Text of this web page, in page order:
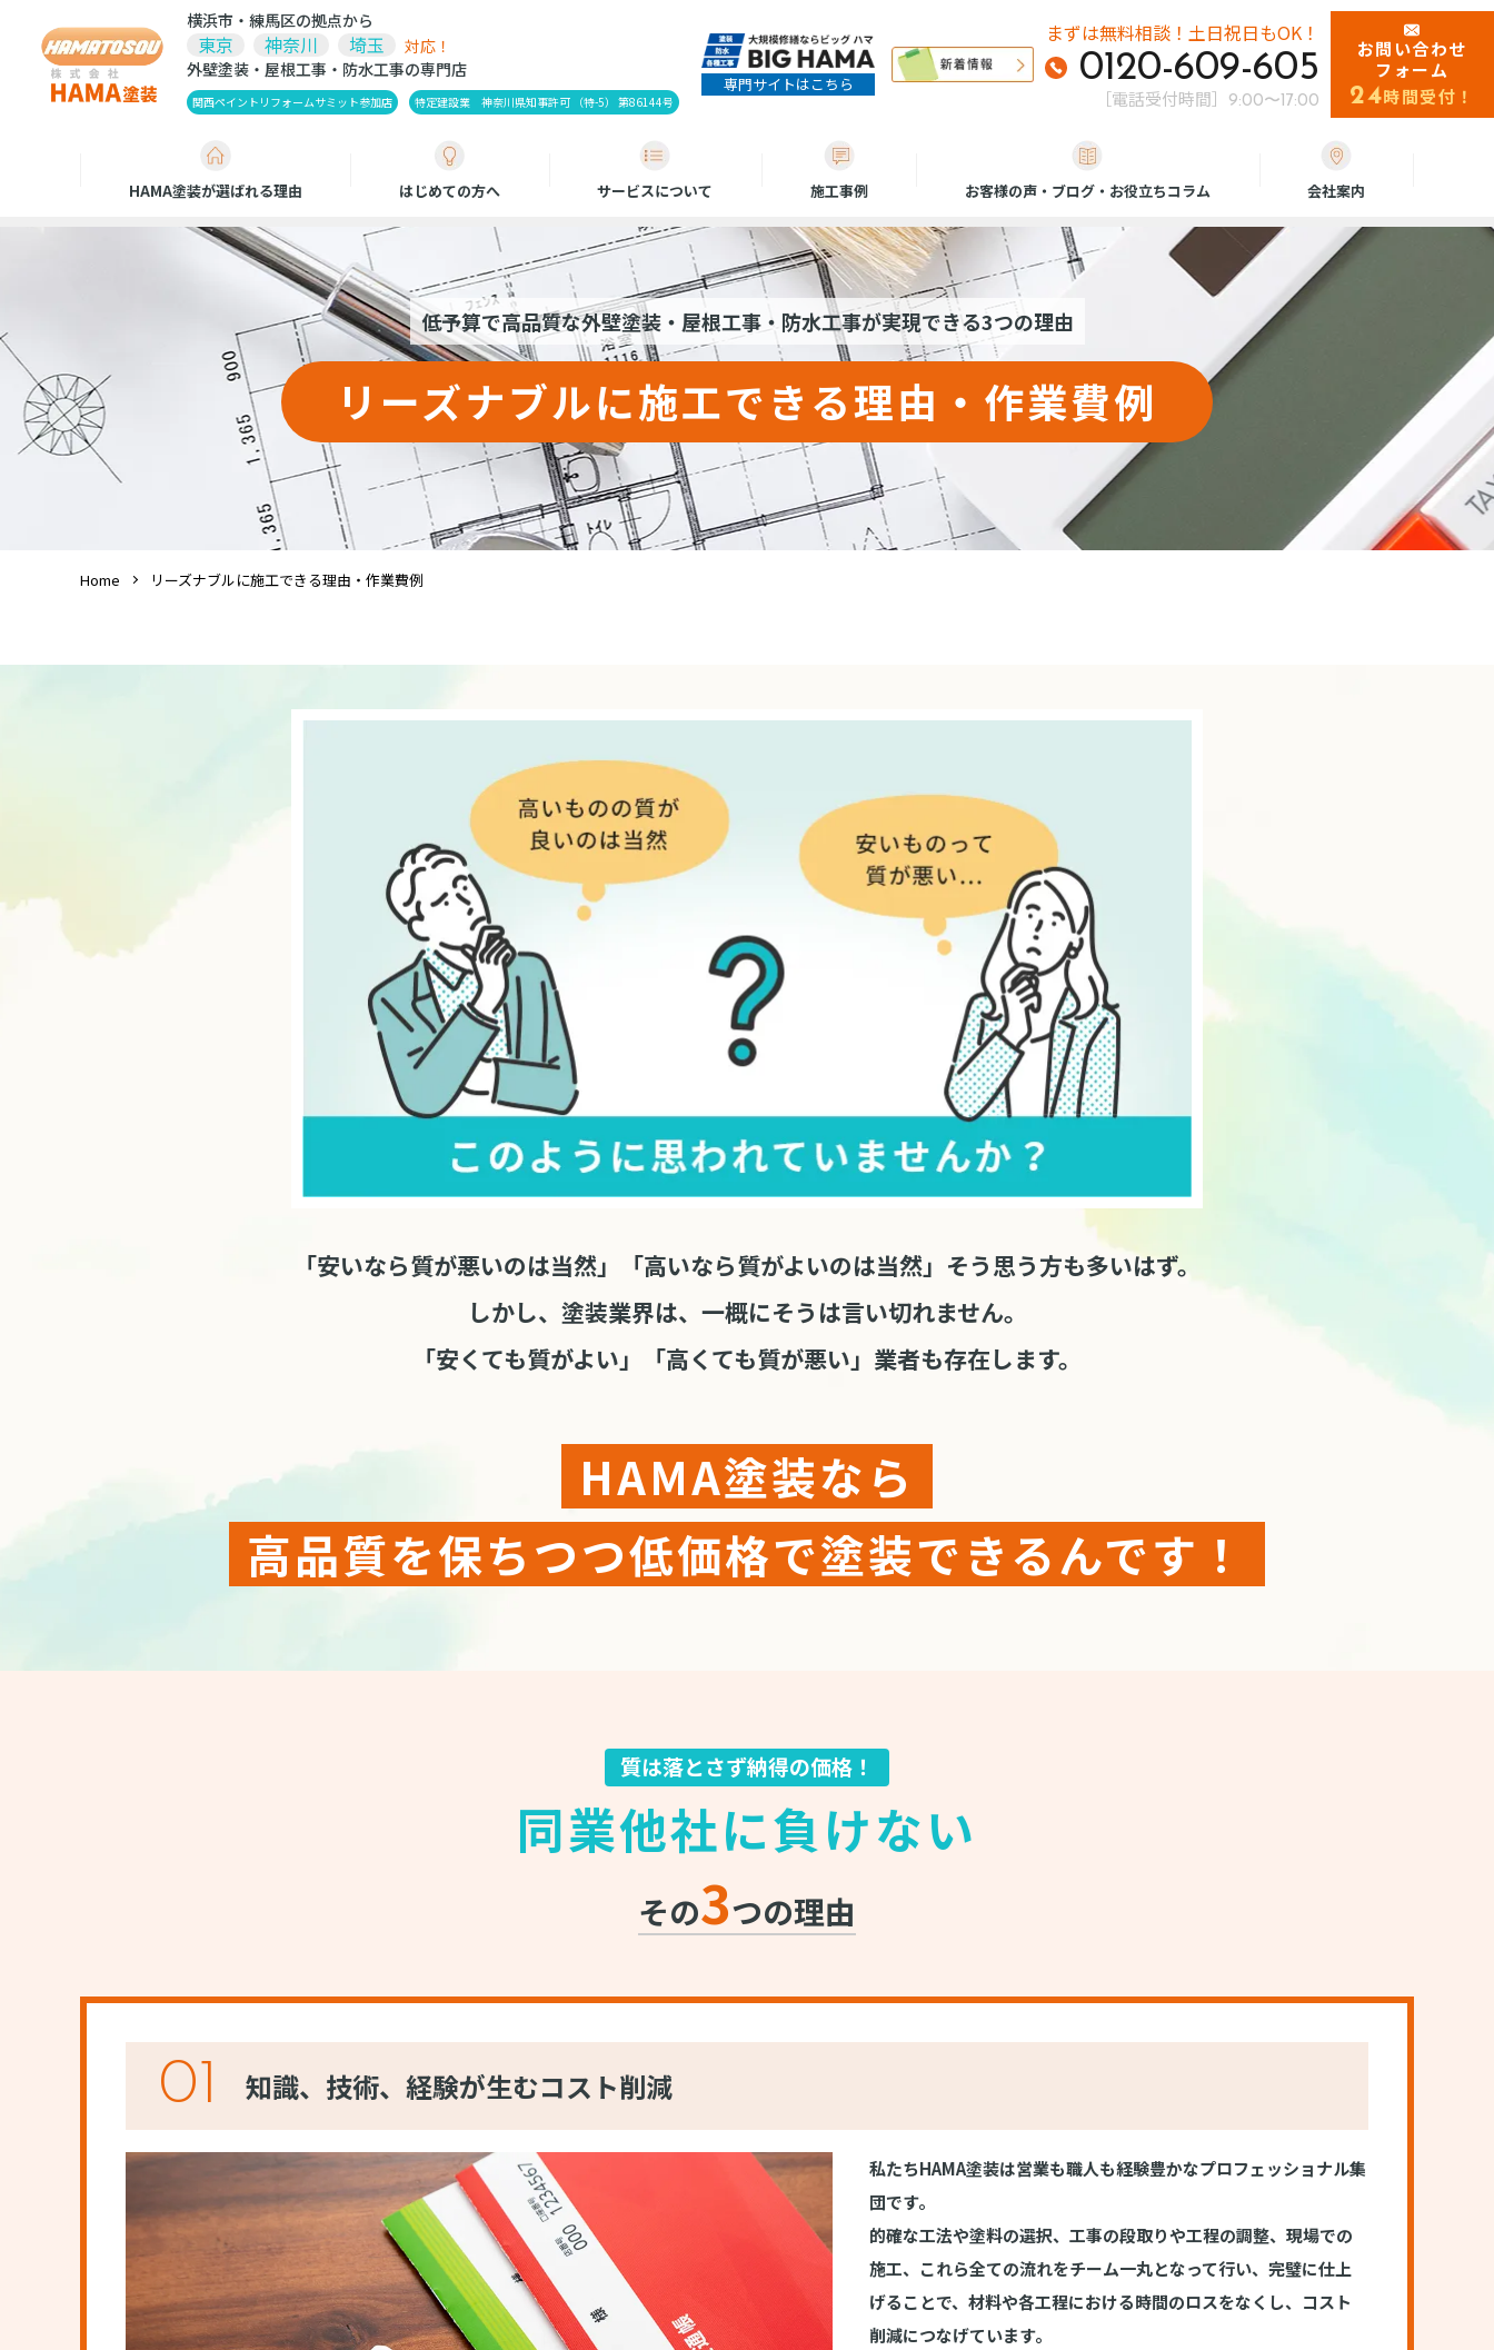
横浜市・練馬区の拠点から
東京 神奈川 埼玉
対応！
外壁塗装・屋根工事・防水工事の専門店
関西ペイントリフォームサミット参加店 特定建設業 神奈川県知事許可 （特-5） 第86144号
専門サイトはこちら
まずは無料相談！ 土日祝日もOK！
0120-609-605
［電話受付時間］ 9:00〜17:00
お問い合わせ
フォーム
24時間受付！
HAMA塗装が選ばれる理由 はじめての方へ サービスについて 施工事例 お客様の声・ブログ・お役立ちコラム 会社案内
低予算で高品質な外壁塗装・屋根工事・防水工事が実現できる3つの理由
リーズナブルに施工できる理由・作業費例
Home リーズナブルに施工できる理由・作業費例
「安いなら質が悪いのは当然」「高いなら質がよいのは当然」そう思う方も多いはず。
しかし、塗装業界は、一概にそうは言い切れません。
「安くても質がよい」「高くても質が悪い」業者も存在します。
HAMA塗装なら
高品質を保ちつつ低価格で塗装できるんです！
質は落とさず納得の価格！
同業他社に負けない
その3つの理由
01 知識、技術、経験が生むコスト削減
私たちHAMA塗装は営業も職人も経験豊かなプロフェッショナル集
団です。
的確な工法や塗料の選択、工事の段取りや工程の調整、現場での
施工、これら全ての流れをチーム一丸となって行い、完璧に仕上
げることで、材料や各工程における時間のロスをなくし、コスト
削減につなげています。